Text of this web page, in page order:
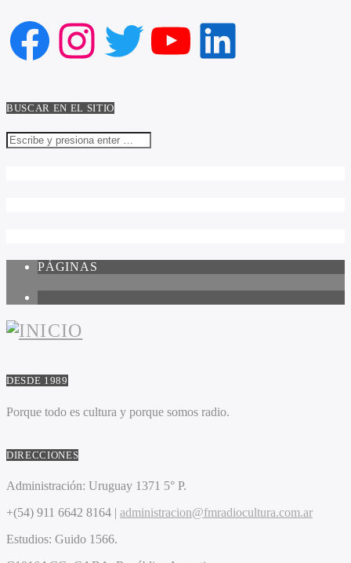
Facebook
Instagram
Twitter
YouTube
LinkedIn
BUSCAR EN EL SITIO
PÁGINAS
DESDE 1989
Porque todo es cultura y porque somos radio.
DIRECCIONES
Administración: Uruguay 1371 5° P.
+(54) 911 6642 8164 | administracion@fmradiocultura.com.ar
Estudios: Guido 1566.